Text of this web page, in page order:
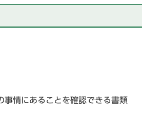
事情にあることを確認できる書類
ンバーカード